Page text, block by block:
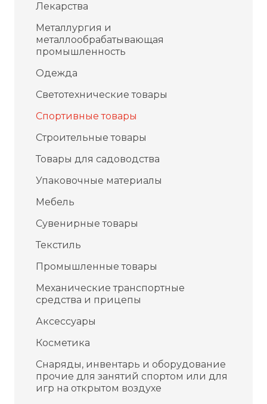
Лекарства
Металлургия и
металлообрабатывающая
промышленность
Одежда
Светотехнические товары
Спортивные товары
Строительные товары
Товары для садоводства
Упаковочные материалы
Мебель
Сувенирные товары
Текстиль
Промышленные товары
Механические транспортные
средства и прицепы
Аксессуары
Косметика
Снаряды, инвентарь и оборудование
прочие для занятий спортом или для
игр на открытом воздухе